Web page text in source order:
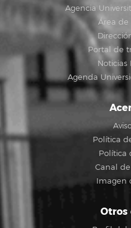
Agencia
Área de
Portal de
Noticias
Agenda
Política
Política
Canal
Imagen
Otros